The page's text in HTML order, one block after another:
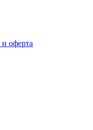
оферта